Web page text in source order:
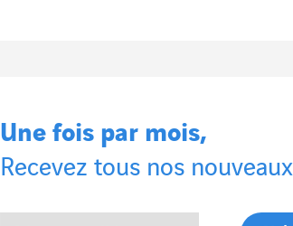
Une fois par mois,
Recevez tous nos